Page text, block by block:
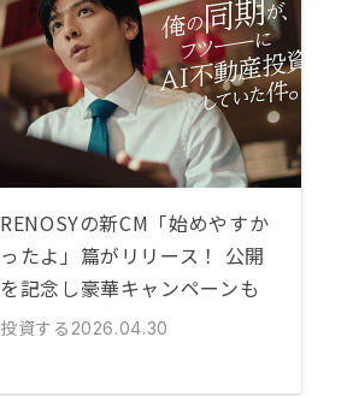
RENOSYの新CM「始めやすか
ったよ」篇がリリース！ 公開
を記念し豪華キャンペーンも
投資する 2026.04.30